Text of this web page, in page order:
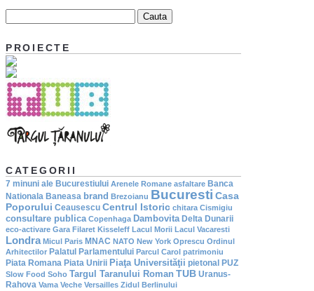
PROIECTE
CATEGORII
7 minuni ale Bucurestiului Arenele Romane asfaltare Banca
Nationala Baneasa brand Brezoianu Bucuresti Casa
Poporului Ceausescu Centrul Istoric chitara Cismigiu
consultare publica Copenhaga Dambovita Delta Dunarii
eco-activare Gara Filaret Kisseleff Lacul Morii Lacul Vacaresti
Londra Micul Paris MNAC NATO New York Oprescu Ordinul
Arhitectilor Palatul Parlamentului Parcul Carol patrimoniu
Piata Romana Piata Unirii Piaţa Universităţii pietonal PUZ
Slow Food Soho Targul Taranului Roman TUB Uranus-
Rahova Vama Veche Versailles Zidul Berlinului